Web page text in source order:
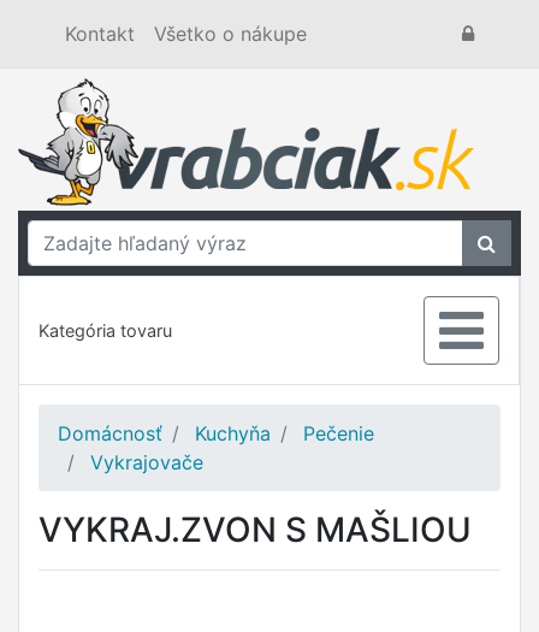
Kontakt Všetko o nákupe
Kategória tovaru
Domácnosť Kuchyňa
Pečenie
Vykrajovače
VYKRAJ.ZVON S MAŠLIOU